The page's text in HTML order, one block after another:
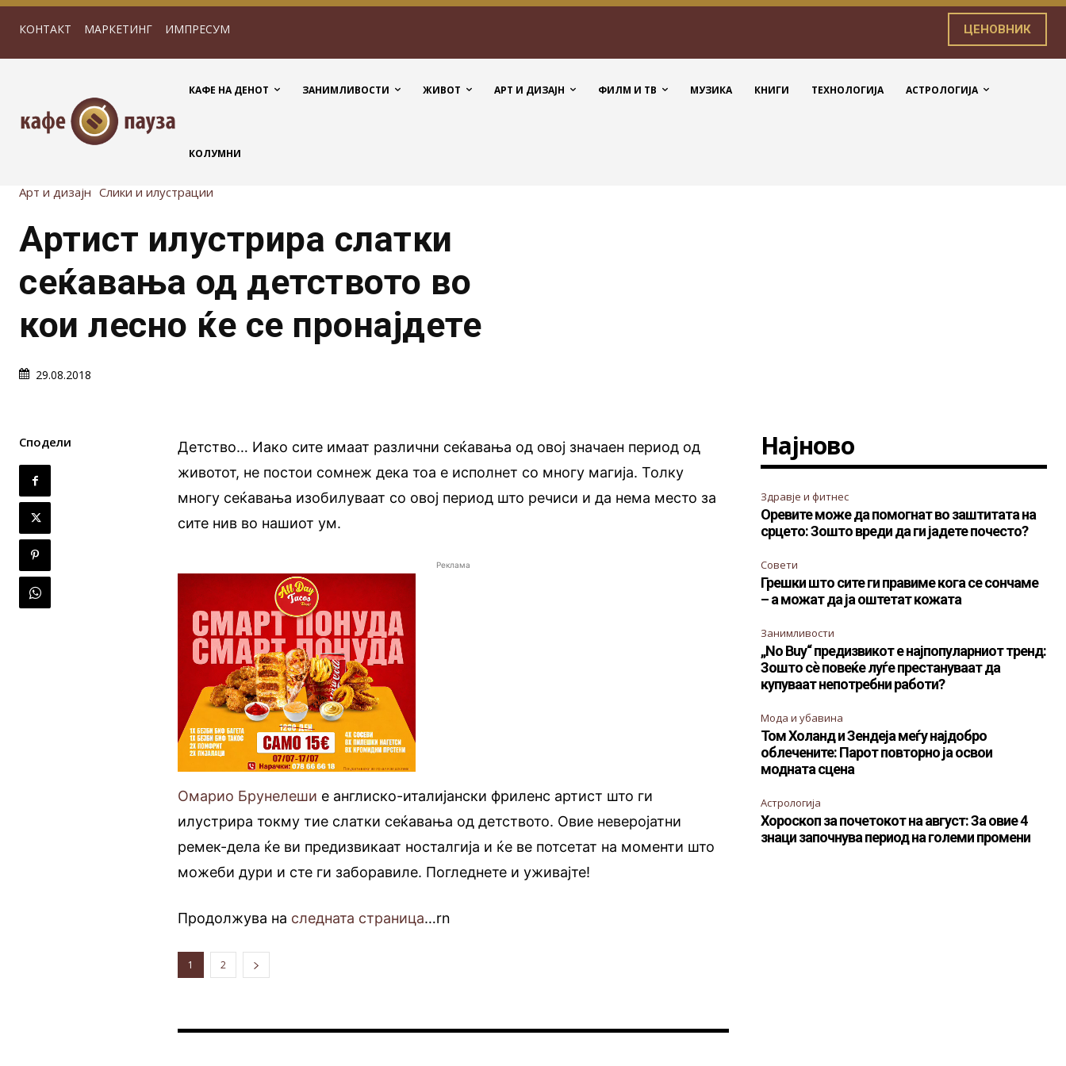
КОНТАКТ МАРКЕТИНГ ИМПРЕСУМ ЦЕНОВНИК
КАФЕ НА ДЕНОТ ЗАНИМЛИВОСТИ ЖИВОТ АРТ И ДИЗАЈН ФИЛМ И ТВ МУЗИКА КНИГИ ТЕХНОЛОГИЈА АСТРОЛОГИЈА
КОЛУМНИ
Арт и дизајн Слики и илустрации
Артист илустрира слатки
сеќавања од детството во
кои лесно ќе се пронајдете
29.08.2018
Сподели
Детство… Иако сите имаат различни сеќавања од овој значаен период од
животот, не постои сомнеж дека тоа е исполнет со многу магија. Толку
многу сеќавања изобилуваат со овој период што речиси и да нема место за
сите нив во нашиот ум.
Реклама
Омарио Брунелеши е англиско-италијански фриленс артист што ги
илустрира токму тие слатки сеќавања од детството. Овие неверојатни
ремек-дела ќе ви предизвикаат носталгија и ќе ве потсетат на моменти што
можеби дури и сте ги заборавиле. Погледнете и уживајте!
Продолжува на следната страница…rn
1 2
Најново
Здравје и фитнес
Оревите може да помогнат во заштитата на
срцето: Зошто вреди да ги јадете почесто?
Совети
Грешки што сите ги правиме кога се сончаме
– а можат да ја оштетат кожата
Занимливости
„No Buy“ предизвикот е најпопуларниот тренд:
Зошто сè повеќе луѓе престануваат да
купуваат непотребни работи?
Мода и убавина
Том Холанд и Зендеја меѓу најдобро
облечените: Парот повторно ја освои
модната сцена
Астрологија
Хороскоп за почетокот на август: За овие 4
знаци започнува период на големи промени